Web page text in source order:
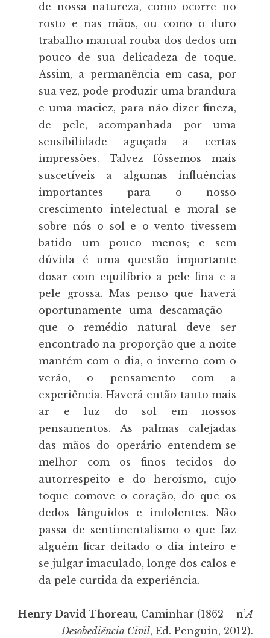
de nossa natureza, como ocorre no
rosto e nas mãos, ou como o duro
trabalho manual rouba dos dedos um
pouco de sua delicadeza de toque.
Assim, a permanência em casa, por
sua vez, pode produzir uma brandura
e uma maciez, para não dizer fineza,
de pele, acompanhada por uma
sensibilidade aguçada a certas
impressões. Talvez fôssemos mais
suscetíveis a algumas influências
importantes para o nosso
crescimento intelectual e moral se
sobre nós o sol e o vento tivessem
batido um pouco menos; e sem
dúvida é uma questão importante
dosar com equilíbrio a pele fina e a
pele grossa. Mas penso que haverá
oportunamente uma descamação –
que o remédio natural deve ser
encontrado na proporção que a noite
mantém com o dia, o inverno com o
verão, o pensamento com a
experiência. Haverá então tanto mais
ar e luz do sol em nossos
pensamentos. As palmas calejadas
das mãos do operário entendem-se
melhor com os finos tecidos do
autorrespeito e do heroísmo, cujo
toque comove o coração, do que os
dedos lânguidos e indolentes. Não
passa de sentimentalismo o que faz
alguém ficar deitado o dia inteiro e
se julgar imaculado, longe dos calos e
da pele curtida da experiência.
Henry David Thoreau, Caminhar (1862 – n’A
Desobediência Civil, Ed. Penguin, 2012).